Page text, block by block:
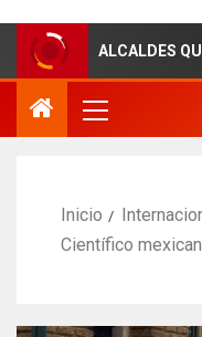
QUE HA TENIDO
Inicio
Científico